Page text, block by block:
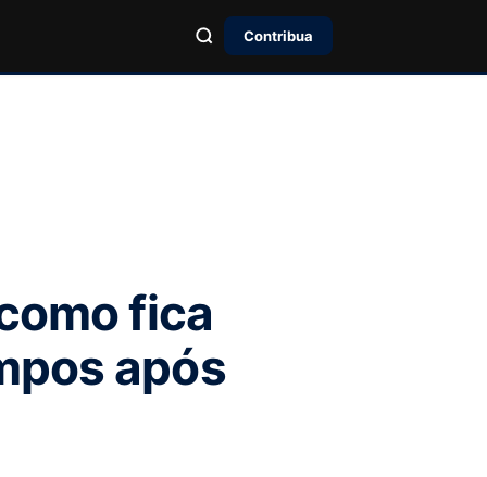
Contribua
fica
após